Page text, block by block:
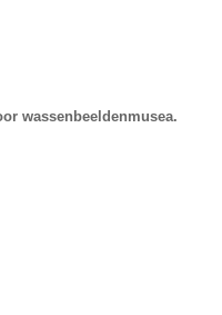
wassenbeeldenmusea.